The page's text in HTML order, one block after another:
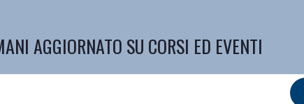
AGGIORNATO SU CORSI ED EVENTI